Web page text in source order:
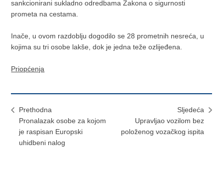
sankcionirani sukladno odredbama Zakona o sigurnosti
prometa na cestama.
Inače, u ovom razdoblju dogodilo se 28 prometnih nesreća, u
kojima su tri osobe lakše, dok je jedna teže ozlijeđena.
Priopćenja
Prethodna
​Pronalazak osobe za kojom
je raspisan Europski
uhidbeni nalog
Sljedeća
Upravljao vozilom bez
položenog vozačkog ispita